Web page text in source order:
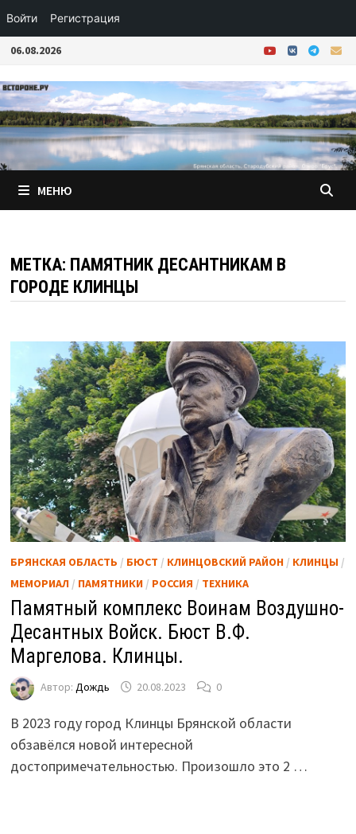
Войти Регистрация
Перейти
содержимому
06.08.2026
МЕНЮ
МЕТКА: ПАМЯТНИК ДЕСАНТНИКАМ В
ГОРОДЕ КЛИНЦЫ
БРЯНСКАЯ ОБЛАСТЬ / БЮСТ / КЛИНЦОВСКИЙ РАЙОН/ КЛИНЦЫ /
МЕМОРИАЛ/ ПАМЯТНИКИ/ РОССИЯ / ТЕХНИКА
Памятный комплекс Воинам Воздушно-
Десантных Войск. Бюст В.Ф.
Маргелова. Клинцы.
Автор: Дождь 20.08.2023 0
В 2023 году город Клинцы Брянской области
обзавёлся новой интересной
достопримечательностью. Произошло это 2 …